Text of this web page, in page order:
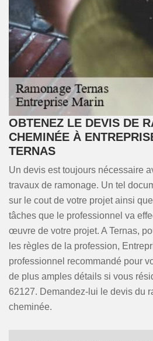
OBTENEZ LE DEVIS DE
CHEMINÉE À
TERNAS
Un devis est toujours nécessaire
travaux de ramonage. Un tel
sur le cout de votre projet ainsi
tâches que le professionnel va
œuvre de votre projet. A Ternas,
les règles de la profession,
professionnel recommandé pour
de plus amples détails si vous
62127. Demandez-lui le devis du
cheminée.